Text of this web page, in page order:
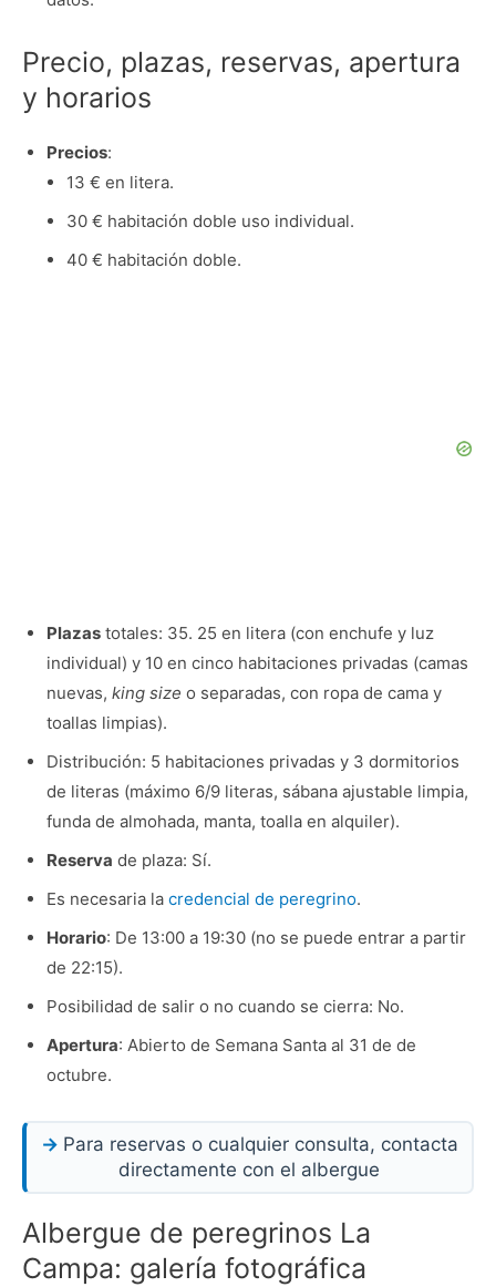
Precio, plazas, reservas, apertura
y horarios
Precios:
13 € en litera.
30 € habitación doble uso individual.
40 € habitación doble.
Plazastotales: 35. 25 en litera (con enchufe y luz
individual) y 10 en cinco habitaciones privadas (camas
nuevas, king size o separadas, con ropa de cama y
toallas limpias).
Distribución: 5 habitaciones privadas y 3 dormitorios
de literas (máximo 6/9 literas, sábana ajustable limpia,
funda de almohada, manta, toalla en alquiler).
Reserva de plaza: Sí.
Es necesaria la credencial de peregrino.
Horario: De 13:00 a 19:30 (no se puede entrar a partir
de 22:15).
Posibilidad de salir o no cuando se cierra: No.
Apertura: Abierto de Semana Santa al 31 de de
octubre.
Para reservas o cualquier consulta, contacta
directamente con el albergue
Albergue de peregrinos La
Campa: galería fotográfica